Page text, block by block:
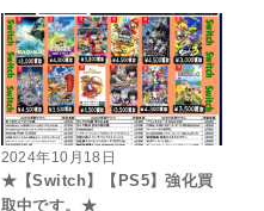
2024年10月18日
★【Switch】【PS5】強化買
取中です。★